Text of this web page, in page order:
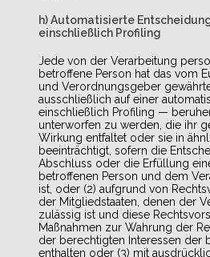
h) Automatisierte
einschließlich Profiling
Jede von der Verarbeitung
betroffene Person hat das vom
und Verordnungsgeber
ausschließlich auf einer
einschließlich Profiling —
unterworfen zu werden, die ihr
Wirkung entfaltet oder sie in
beeinträchtigt, sofern die
Abschluss oder die Erfüllung
betroffenen Person und dem
ist, oder (2) aufgrund von
der Mitgliedstaaten, denen der
zulässig ist und diese
Maßnahmen zur Wahrung der
der berechtigten Interessen der
enthalten oder (3) mit